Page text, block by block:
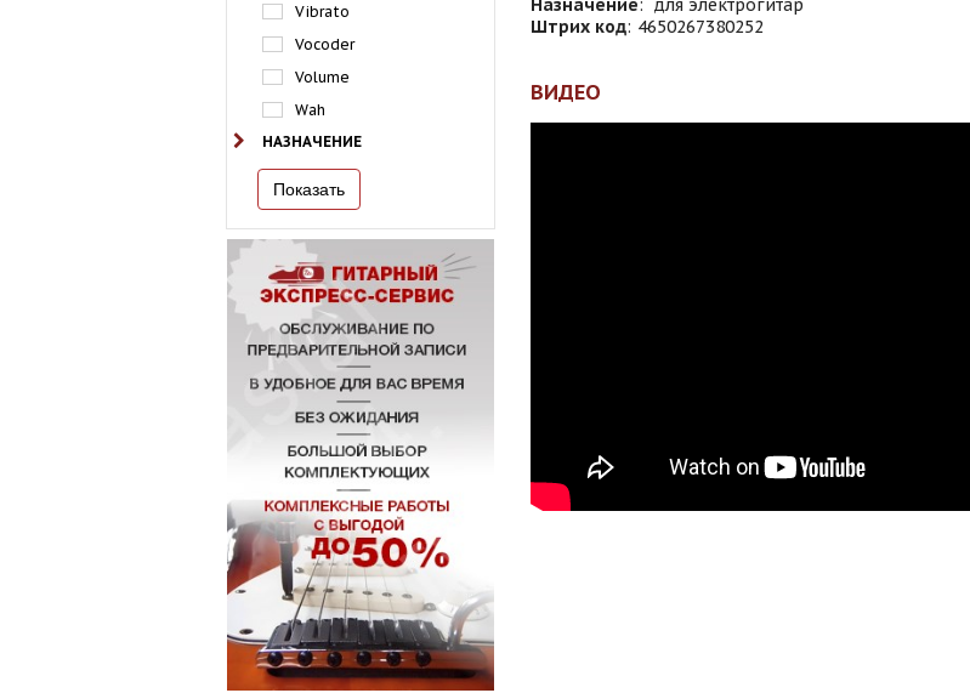
Vibrato
Vocoder
Volume
Wah
НАЗНАЧЕНИЕ
Назначение: для электрогитар
Штрих код: 4650267380252
ВИДЕО